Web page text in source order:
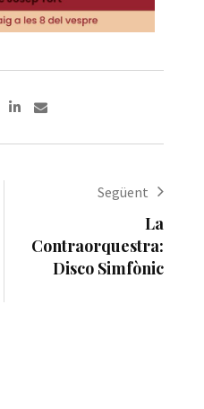
Següent
La
Contraorquestra:
Disco Simfònic